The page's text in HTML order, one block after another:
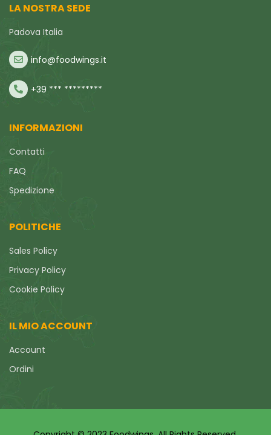
LA NOSTRA SEDE
Padova Italia
info@foodwings.it
+39 *** *********
INFORMAZIONI
Contatti
FAQ
Spedizione
POLITICHE
Sales Policy
Privacy Policy
Cookie Policy
IL MIO ACCOUNT
Account
Ordini